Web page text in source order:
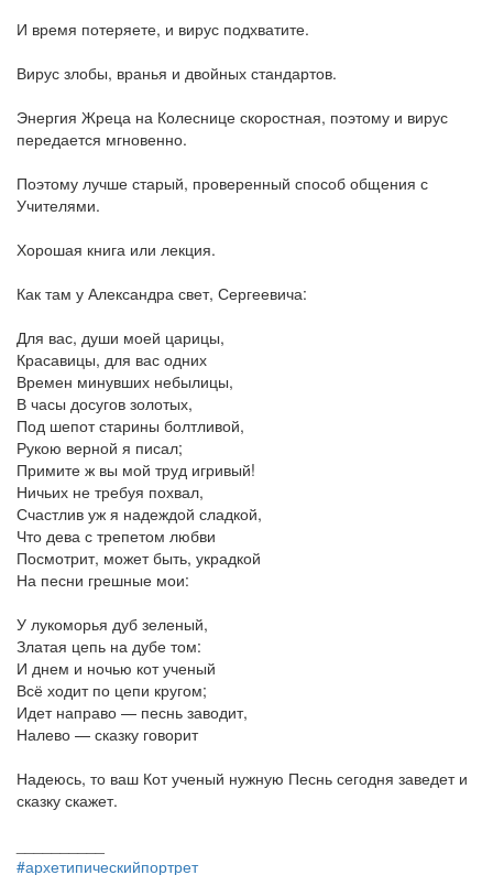
И время потеряете, и вирус подхватите.
Вирус злобы, вранья и двойных стандартов.
Энергия Жреца на Колеснице скоростная, поэтому и вирус
передается мгновенно.
Поэтому лучше старый, проверенный способ общения с
Учителями.
Хорошая книга или лекция.
Как там у Александра свет, Сергеевича:
Для вас, души моей царицы,
Красавицы, для вас одних
Времен минувших небылицы,
В часы досугов золотых,
Под шепот старины болтливой,
Рукою верной я писал;
Примите ж вы мой труд игривый!
Ничьих не требуя похвал,
Счастлив уж я надеждой сладкой,
Что дева с трепетом любви
Посмотрит, может быть, украдкой
На песни грешные мои:
У лукоморья дуб зеленый,
Златая цепь на дубе том:
И днем и ночью кот ученый
Всё ходит по цепи кругом;
Идет направо — песнь заводит,
Налево — сказку говорит
Надеюсь, то ваш Кот ученый нужную Песнь сегодня заведет и
сказку скажет.
#архетипическийпортрет